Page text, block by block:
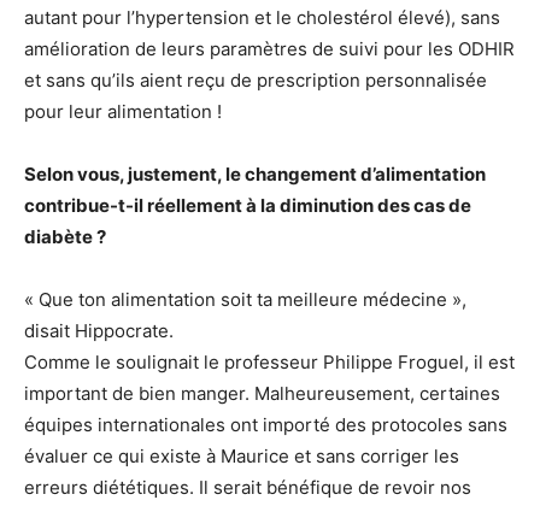
autant pour l’hypertension et le cholestérol élevé), sans
amélioration de leurs paramètres de suivi pour les ODHIR
et sans qu’ils aient reçu de prescription personnalisée
pour leur alimentation !
Selon vous, justement, le changement d’alimentation
contribue-t-il réellement à la diminution des cas de
diabète ?
« Que ton alimentation soit ta meilleure médecine »,
disait Hippocrate.
Comme le soulignait le professeur Philippe Froguel, il est
important de bien manger. Malheureusement, certaines
équipes internationales ont importé des protocoles sans
évaluer ce qui existe à Maurice et sans corriger les
erreurs diététiques. Il serait bénéfique de revoir nos